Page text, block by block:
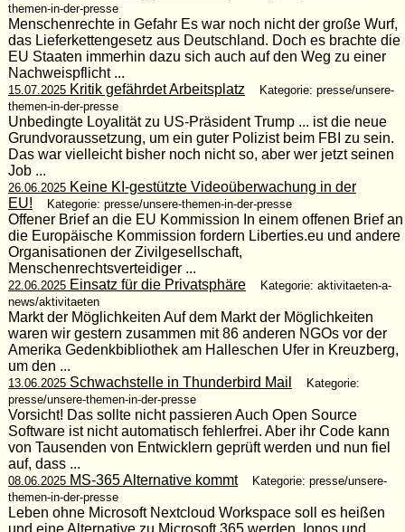
themen-in-der-presse
Menschenrechte in Gefahr Es war noch nicht der große Wurf,
das Lieferkettengesetz aus Deutschland. Doch es brachte die
EU Staaten immerhin dazu sich auch auf den Weg zu einer
Nachweispflicht ...
15.07.2025Kritik gefährdet Arbeitsplatz
Kategorie: presse/unsere-
themen-in-der-presse
Unbedingte Loyalität zu US-Präsident Trump ... ist die neue
Grundvoraussetzung, um ein guter Polizist beim FBI zu sein.
Das war vielleicht bisher noch nicht so, aber wer jetzt seinen
Job ...
26.06.2025Keine KI-gestützte Videoüberwachung in der
EU!
Kategorie: presse/unsere-themen-in-der-presse
Offener Brief an die EU Kommission In einem offenen Brief an
die Europäische Kommission fordern Liberties.eu und andere
Organisationen der Zivilgesellschaft,
Menschenrechtsverteidiger ...
22.06.2025Einsatz für die Privatsphäre
Kategorie: aktivitaeten-a-
news/aktivitaeten
Markt der Möglichkeiten Auf dem Markt der Möglichkeiten
waren wir gestern zusammen mit 86 anderen NGOs vor der
Amerika Gedenkbibliothek am Halleschen Ufer in Kreuzberg,
um den ...
13.06.2025Schwachstelle in Thunderbird Mail
Kategorie:
presse/unsere-themen-in-der-presse
Vorsicht! Das sollte nicht passieren Auch Open Source
Software ist nicht automatisch fehlerfrei. Aber ihr Code kann
von Tausenden von Entwicklern geprüft werden und nun fiel
auf, dass ...
08.06.2025MS-365 Alternative kommt
Kategorie: presse/unsere-
themen-in-der-presse
Leben ohne Microsoft Nextcloud Workspace soll es heißen
und eine Alternative zu Microsoft 365 werden. Ionos und